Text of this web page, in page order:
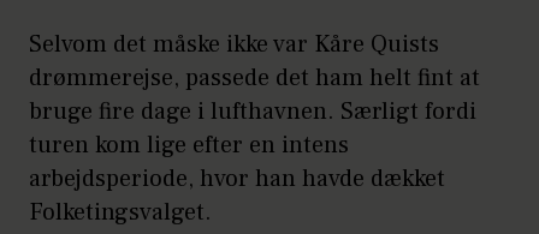
Selvom det måske ikke var Kåre Quists
drømmerejse, passede det ham helt fint at
bruge fire dage i lufthavnen. Særligt fordi
turen kom lige efter en intens
arbejdsperiode, hvor han havde dækket
Folketingsvalget.